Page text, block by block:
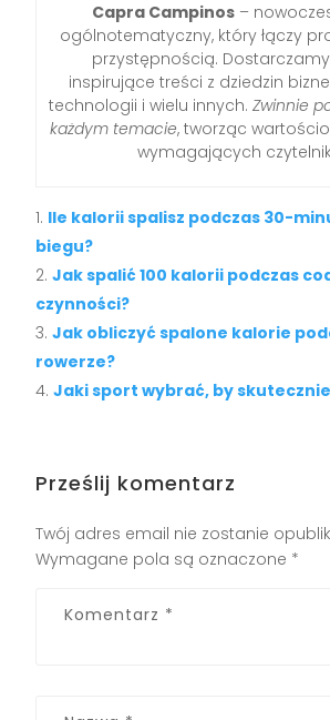
Capra Campinos–
ogólnotematyczny, który łączy
przystępnością.
inspirujące treści z dziedzin
technologii i wielu innych. Zwinnie
każdym temacie, tworząc
wymagających
Ile kalorii spalisz podczas 30-
biegu?
Jak spalić 100 kalorii podczas
czynności?
Jak obliczyć spalone kalorie
rowerze?
Jaki sport wybrać, by
Prześlij komentarz
Twój adres email nie zostanie
Wymagane pola są oznaczone *